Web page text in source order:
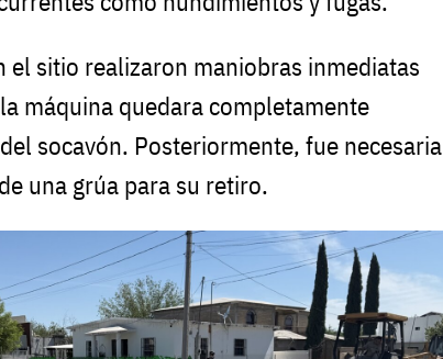
el sitio realizaron maniobras inmediatas
máquina quedara completamente
socavón. Posteriormente, fue necesaria
una grúa para su retiro.